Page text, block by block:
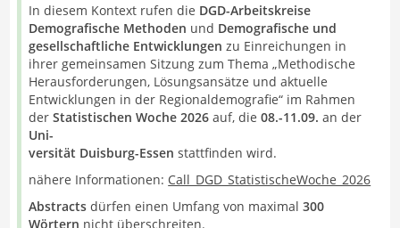
In diesem Kontext rufen die DGD-Arbeitskreise
Demografische Methoden und Demografische und
gesellschaftliche Entwicklungen zu Einreichungen in
ihrer gemeinsamen Sitzung zum Thema „Methodische
Herausforderungen, Lösungsansätze und aktuelle
Entwicklungen in der Regionaldemografie“ im Rahmen
derStatistischen Woche 2026 auf, die08.-11.09. an der
Uni-
versität Duisburg-Essen stattfinden wird.
nähere Informationen: Call_DGD_StatistischeWoche_2026
Abstracts dürfen einen Umfang von maximal300
Wörtern nicht überschreiten.